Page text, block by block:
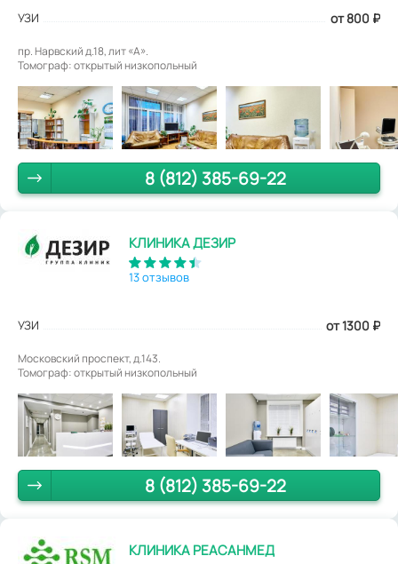
УЗИ от 800 ₽
пр. Нарвский д.18, лит «А».
Томограф: открытый низкопольный
8 (812) 385-69-22
КЛИНИКА ДЕЗИР
13 отзывов
УЗИ от 1300 ₽
Московский проспект, д.143.
Томограф: открытый низкопольный
8 (812) 385-69-22
КЛИНИКА РЕАСАНМЕД